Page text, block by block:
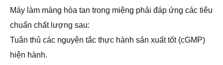
Máy làm màng hòa tan trong miệng phải đáp ứng các tiêu
chuẩn chất lượng sau:
Tuân thủ các nguyên tắc thực hành sản xuất tốt (cGMP)
hiện hành.